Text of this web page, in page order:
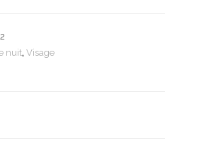
nuit,Visage